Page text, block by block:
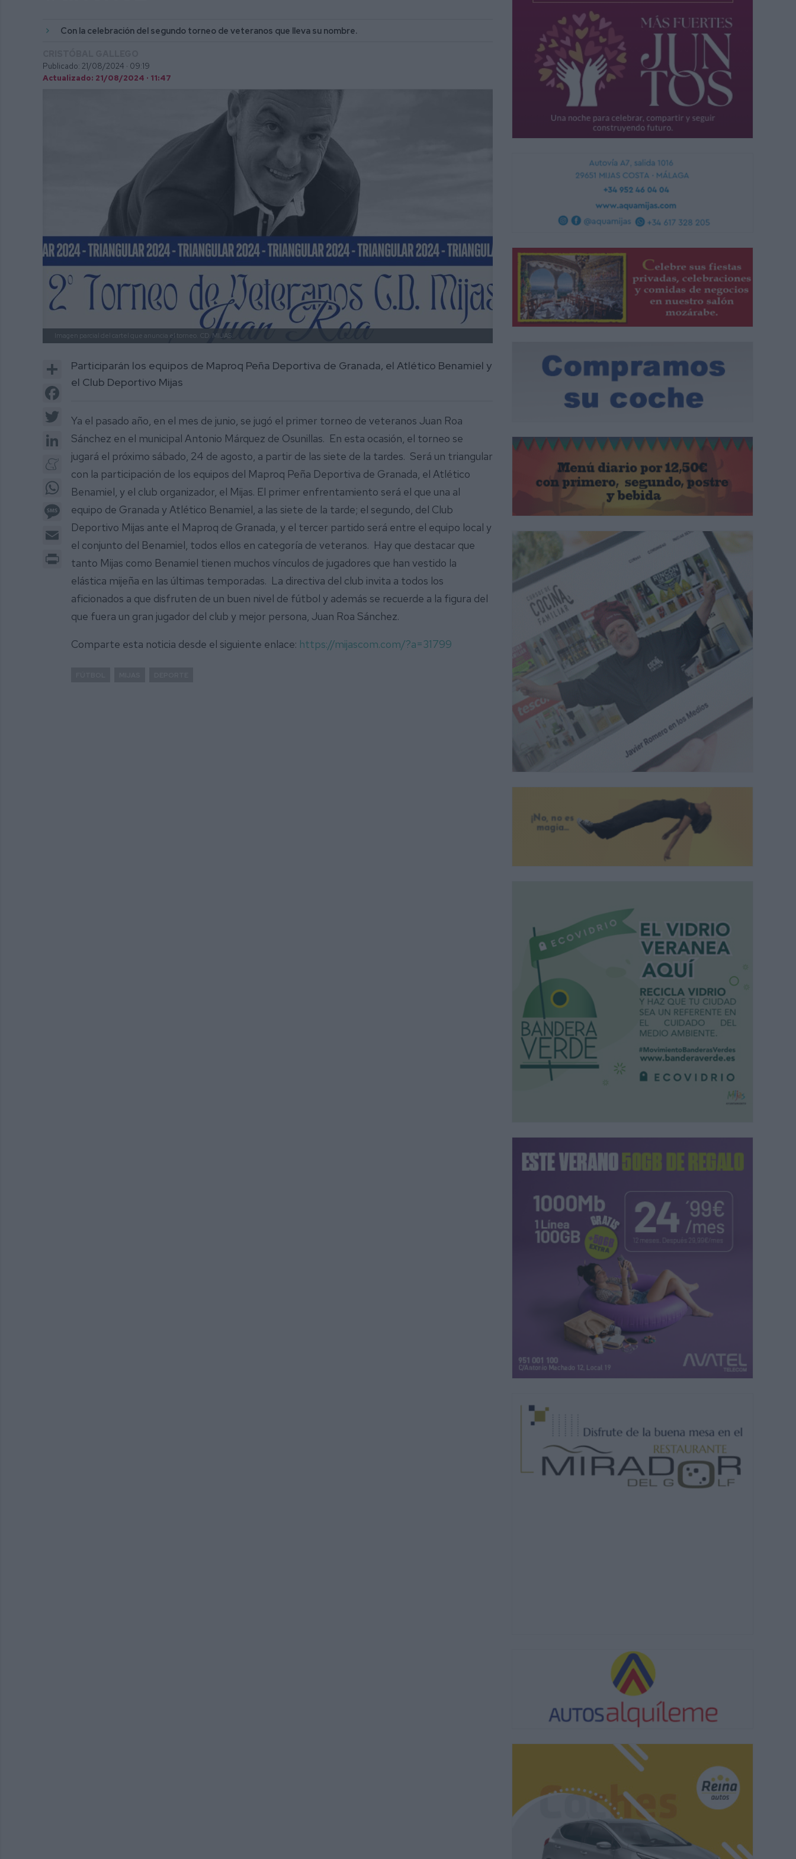
Con la celebración del segundo torneo de veteranos que lleva su nombre.
Publicado: 21/08/2024 · 09:19
Actualizado: 21/08/2024 · 11:47
Imagen parcial del cartel que anuncia el torneo. CD. MIJAS.
Share
Facebook
LinkedIn
Meneame
WhatsApp
Message
Email
Participarán los equipos de Maproq Peña Deportiva de Granada, el Atlético Benamiel y
el Club Deportivo Mijas
Ya el pasado año, en el mes de junio, se jugó el primer torneo de veteranos Juan Roa
Sánchez en el municipal Antonio Márquez de Osunillas. En esta ocasión, el torneo se
jugará el próximo sábado, 24 de agosto, a partir de las siete de la tardes. Será un triangular
con la participación de los equipos del Maproq Peña Deportiva de Granada, el Atlético
Benamiel, y el club organizador, el Mijas. El primer enfrentamiento será el que una al
equipo de Granada y Atlético Benamiel, a las siete de la tarde; el segundo, del Club
Deportivo Mijas ante el Maproq de Granada, y el tercer partido será entre el equipo local y
el conjunto del Benamiel, todos ellos en categoría de veteranos. Hay que destacar que
tanto Mijas como Benamiel tienen muchos vínculos de jugadores que han vestido la
elástica mijeña en las últimas temporadas. La directiva del club invita a todos los
aficionados a que disfruten de un buen nivel de fútbol y además se recuerde a la figura del
que fuera un gran jugador del club y mejor persona, Juan Roa Sánchez.
Comparte esta noticia desde el siguiente enlace: https://mijascom.com/?a=31799